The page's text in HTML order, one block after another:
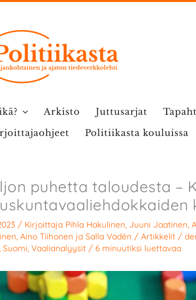
Arkisto Juttusarjat
Politiikasta kouluissa
puhetta taloudesta –
/ Kirjoittaja Pihla Hakulinen Juuni Jaatinen
Aino Tiihonen ja Salla Vadén / Artikkelit /
Suomi Vaalianalyysit / 6 minuutiksi luettavaa